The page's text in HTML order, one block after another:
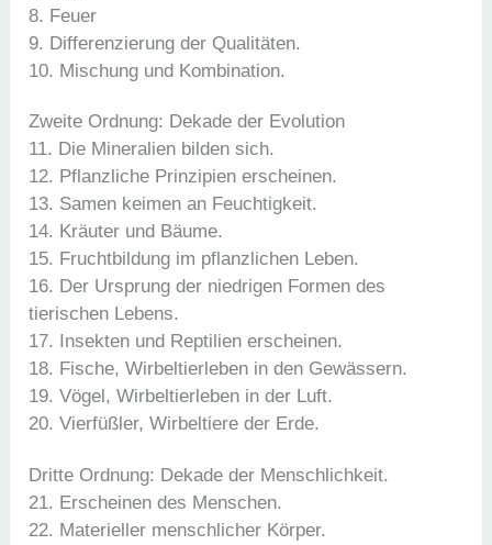
8. Feuer
9. Differenzierung der Qualitäten.
10. Mischung und Kombination.
Zweite Ordnung: Dekade der Evolution
11. Die Mineralien bilden sich.
12. Pflanzliche Prinzipien erscheinen.
13. Samen keimen an Feuchtigkeit.
14. Kräuter und Bäume.
15. Fruchtbildung im pflanzlichen Leben.
16. Der Ursprung der niedrigen Formen des
tierischen Lebens.
17. Insekten und Reptilien erscheinen.
18. Fische, Wirbeltierleben in den Gewässern.
19. Vögel, Wirbeltierleben in der Luft.
20. Vierfüßler, Wirbeltiere der Erde.
Dritte Ordnung: Dekade der Menschlichkeit.
21. Erscheinen des Menschen.
22. Materieller menschlicher Körper.